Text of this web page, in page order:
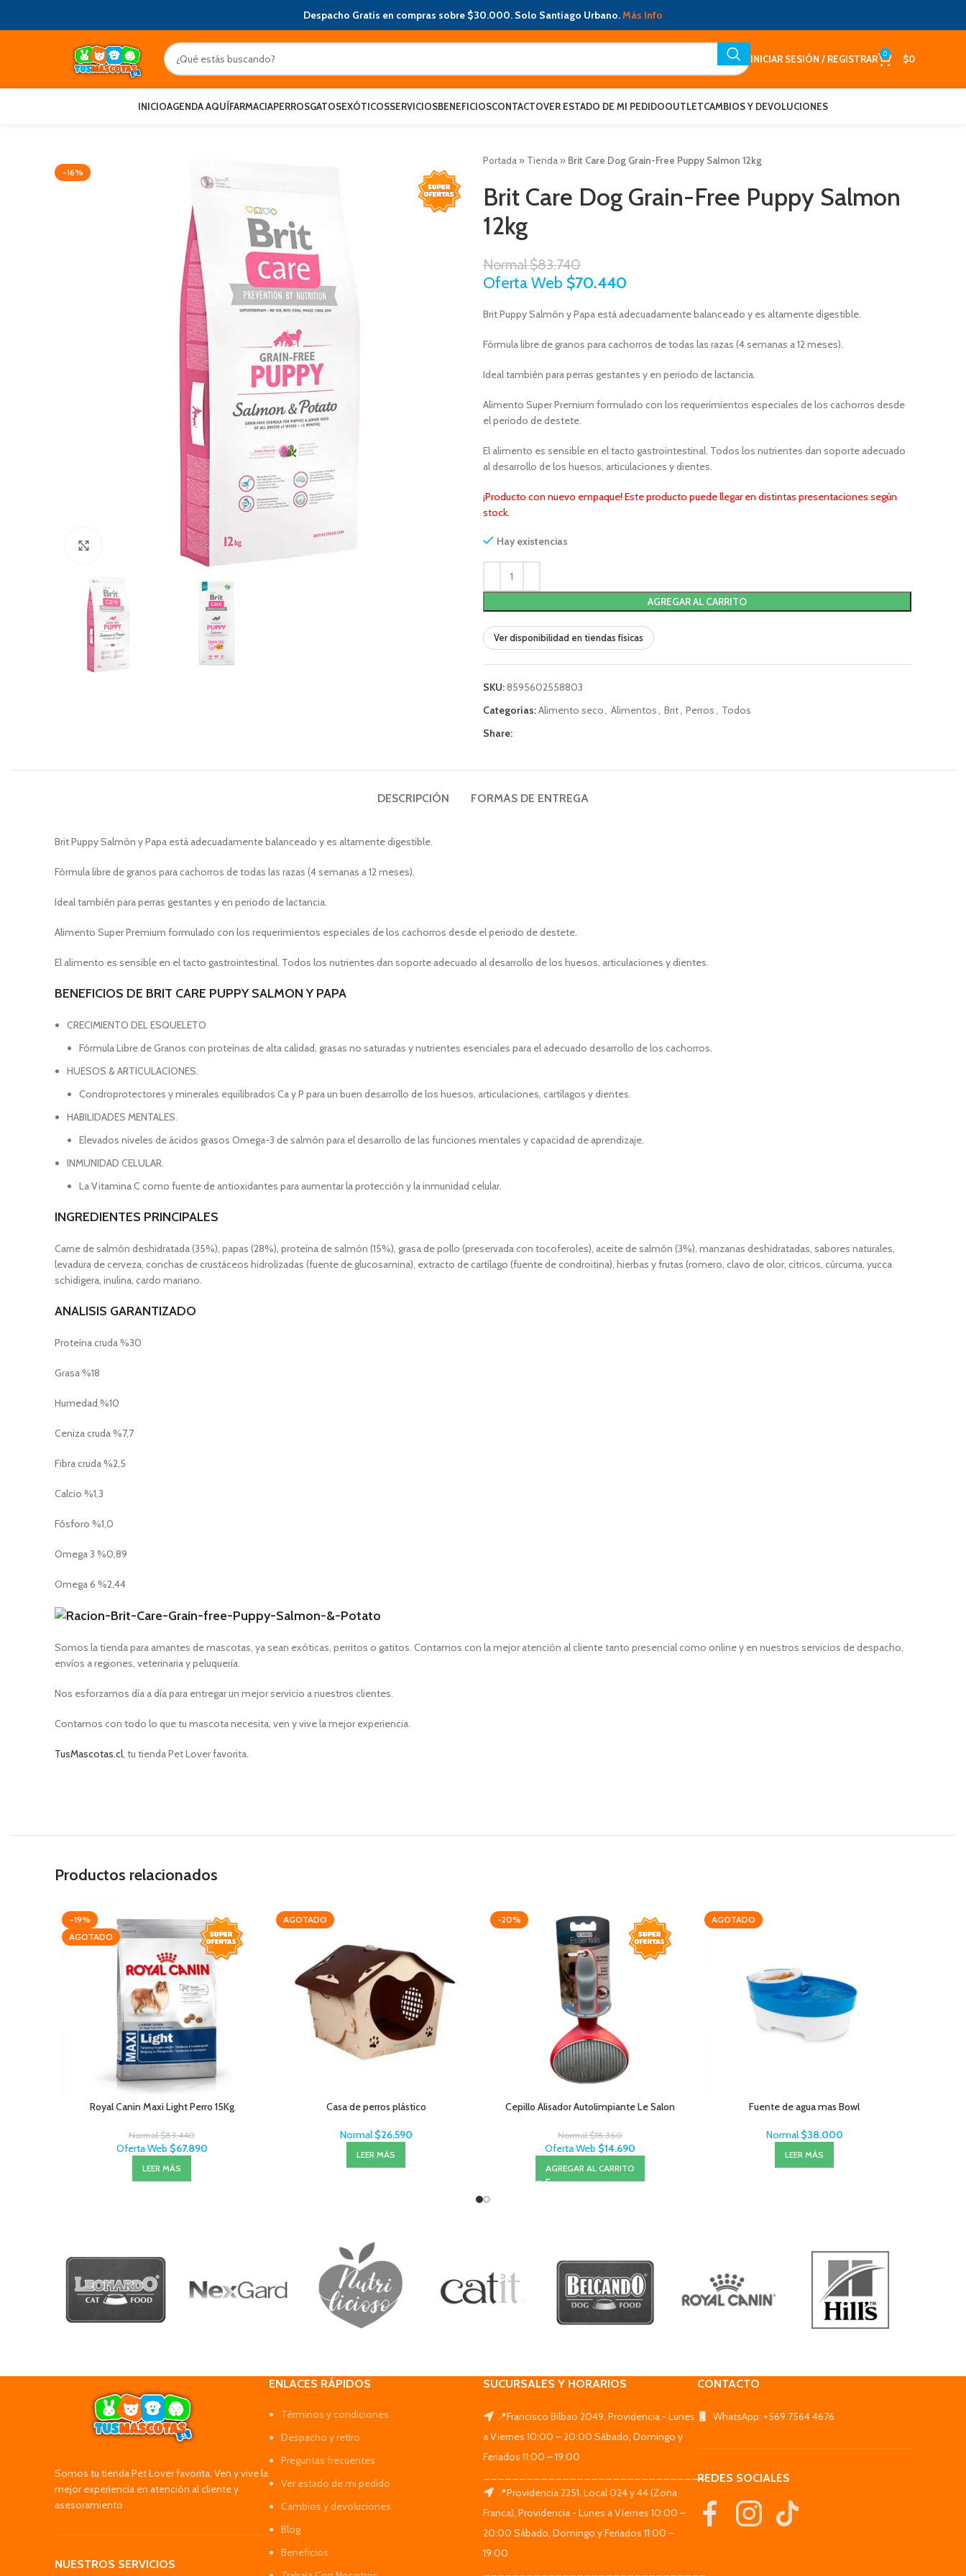
Despacho Gratis en compras sobre $30.000. Solo Santiago Urbano.Más Info
INICIAR SESIÓN / REGISTRAR 0 $0
INICIOAGENDA AQUÍFARMACIAPERROSGATOSEXÓTICOSSERVICIOSBENEFICIOSCONTACTOVER ESTADO DE MI PEDIDOOUTLETCAMBIOS Y DEVOLUCIONES
-16%
Portada » Tienda » Brit Care Dog Grain-Free Puppy Salmon 12kg
Brit Care Dog Grain-Free Puppy Salmon
12kg
Normal$83.740
Oferta Web $70.440
Brit Puppy Salmón y Papa está adecuadamente balanceado y es altamente digestible.
Fórmula libre de granos para cachorros de todas las razas (4 semanas a 12 meses).
Ideal también para perras gestantes y en periodo de lactancia.
Alimento Super Premium formulado con los requerimientos especiales de los cachorros desde
el periodo de destete.
El alimento es sensible en el tacto gastrointestinal. Todos los nutrientes dan soporte adecuado
al desarrollo de los huesos, articulaciones y dientes.
¡Producto con nuevo empaque! Este producto puede llegar en distintas presentaciones según
stock.
Hay existencias
AGREGAR AL CARRITO
Ver disponibilidad en tiendas físicas
SKU:8595602558803
Categorías:Alimento seco, Alimentos, Brit, Perros, Todos
Share:
DESCRIPCIÓN FORMAS DE ENTREGA
Brit Puppy Salmón y Papa está adecuadamente balanceado y es altamente digestible.
Fórmula libre de granos para cachorros de todas las razas (4 semanas a 12 meses).
Ideal también para perras gestantes y en periodo de lactancia.
Alimento Super Premium formulado con los requerimientos especiales de los cachorros desde el periodo de destete.
El alimento es sensible en el tacto gastrointestinal. Todos los nutrientes dan soporte adecuado al desarrollo de los huesos, articulaciones y dientes.
BENEFICIOS DE BRIT CARE PUPPY SALMON Y PAPA
CRECIMIENTO DEL ESQUELETO
Fórmula Libre de Granos con proteínas de alta calidad, grasas no saturadas y nutrientes esenciales para el adecuado desarrollo de los cachorros.
HUESOS & ARTICULACIONES.
Condroprotectores y minerales equilibrados Ca y P para un buen desarrollo de los huesos, articulaciones, cartílagos y dientes.
HABILIDADES MENTALES.
Elevados niveles de ácidos grasos Omega-3 de salmón para el desarrollo de las funciones mentales y capacidad de aprendizaje.
INMUNIDAD CELULAR.
La Vitamina C como fuente de antioxidantes para aumentar la protección y la inmunidad celular.
INGREDIENTES PRINCIPALES
Carne de salmón deshidratada (35%), papas (28%), proteína de salmón (15%), grasa de pollo (preservada con tocoferoles), aceite de salmón (3%), manzanas deshidratadas, sabores naturales,
levadura de cerveza, conchas de crustáceos hidrolizadas (fuente de glucosamina), extracto de cartílago (fuente de condroitina), hierbas y frutas (romero, clavo de olor, cítricos, cúrcuma, yucca
schidigera, inulina, cardo mariano.
ANALISIS GARANTIZADO
Proteína cruda %30
Grasa %18
Humedad %10
Ceniza cruda %7,7
Fibra cruda %2,5
Calcio %1,3
Fósforo %1,0
Omega 3 %0,89
Omega 6 %2,44
Somos la tienda para amantes de mascotas, ya sean exóticas, perritos o gatitos. Contamos con la mejor atención al cliente tanto presencial como online y en nuestros servicios de despacho,
envíos a regiones, veterinaria y peluquería.
Nos esforzamos día a día para entregar un mejor servicio a nuestros clientes.
Contamos con todo lo que tu mascota necesita, ven y vive la mejor experiencia.
TusMascotas.cl, tu tienda Pet Lover favorita.
Productos relacionados
-19%
AGOTADO
Royal Canin Maxi Light Perro 15Kg
Normal$83.440
Oferta Web $67.890
LEER MÁS
AGOTADO
Casa de perros plástico
Normal $26.590
LEER MÁS
-20%
Cepillo Alisador Autolimpiante Le Salon
Normal$18.360
Oferta Web $14.690
AGREGAR AL CARRITO
AGOTADO
Fuente de agua mas Bowl
Normal $38.000
LEER MÁS
Somos tu tienda Pet Lover favorita. Ven y vive la
mejor experiencia en atención al cliente y
asesoramiento
NUESTROS SERVICIOS
ENLACES RÁPIDOS
Términos y condiciones
Despacho y retiro
Preguntas frecuentes
Ver estado de mi pedido
Cambios y devoluciones
Blog
Beneficios
SUCURSALES Y HORARIOS
📍Francisco Bilbao 2049, Providencia - Lunes
a Viernes 10:00 – 20:00 Sábado, Domingo y
Feriados 11:00 – 19:00
_______________________________
📍Providencia 2251. Local 024 y 44 (Zona
Franca), Providencia - Lunes a Viernes 10:00 –
20:00 Sábado, Domingo y Feriados 11:00 –
19:00
CONTACTO
WhatsApp: +569 7564 4676
REDES SOCIALES